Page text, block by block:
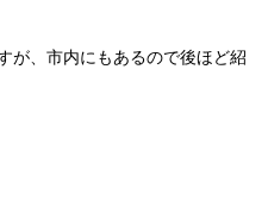
が、市内にもあるので後ほど紹